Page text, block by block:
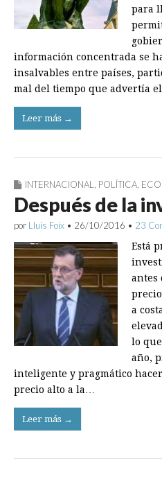
para
información concentrada se
insalvables entre países,
mal del tiempo que advertía
Leer más →
INTERNACIONAL, POLÍTICA,
Después de la
por Lluís Foix • 26/10/2016 • 23
Está
antes
a
lo
año,
inteligente y pragmático
precio alto a la…
Leer más →